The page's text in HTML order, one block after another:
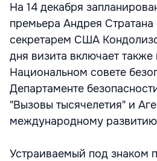
На 14 декабря
премьера Андрея
секретарем США
дня визита включает также
Национальном совете
Департаменте
"Вызовы тысячелетия" и
международному
Устраиваемый под знаком